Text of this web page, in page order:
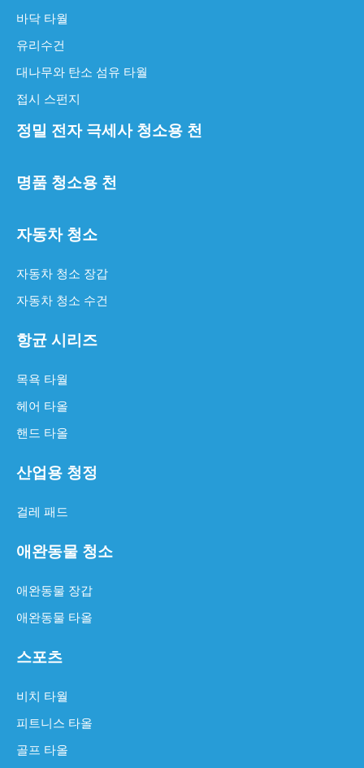
극세사 천이 안경 청소에 좋은가요? 도매업자, 구매자 및 사용
섬세한 직물을 위한 명품 청소천명품의 우아함과 가치를 유지
극세사 타월은 탁월한 흡수성, 내구성 및 다용도로 청소에 혁명
바닥 타월
유리수건
대나무와 탄소 섬유 타월
접시 스펀지
정밀 전자 극세사 청소용 천
명품 청소용 천
자동차 청소
자동차 청소 장갑
자동차 청소 수건
항균 시리즈
목욕 타월
헤어 타올
핸드 타올
산업용 청정
걸레 패드
애완동물 청소
애완동물 장갑
애완동물 타올
스포츠
비치 타월
피트니스 타올
골프 타올